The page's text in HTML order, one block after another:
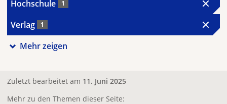
Hochschule 1
Verlag 1
Mehr zeigen
Zuletzt bearbeitet am 11. Juni 2025
Mehr zu den Themen dieser Seite: